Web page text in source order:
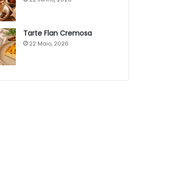
Tarte Flan Cremosa
22 Maio, 2026